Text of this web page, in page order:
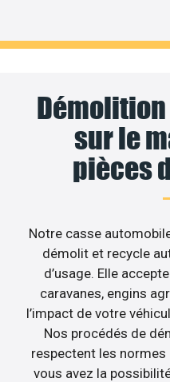
sur le
pièces
Notre casse
démolit et recycle
d’usage. Elle
caravanes, engins
l’impact de votre
Nos procédés de
respectent les normes
vous avez la